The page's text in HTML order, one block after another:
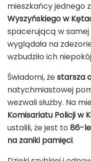
mieszkańcy jednego
Wyszyńskiego w
spacerującą w samej
wyglądała na
wzbudziło ich
Świadomi, żestarsza
natychmiastowej
wezwali służby. Na
Komisariatu Policji w
ustalili, że jest to 86-
na zaniki pamięci.